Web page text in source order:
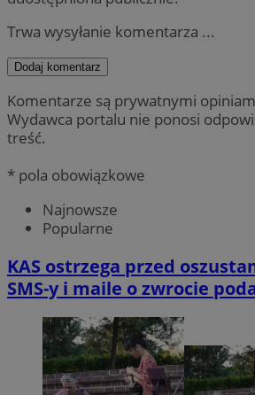
Trwa wysyłanie komentarza ...
Dodaj komentarz
Komentarze są prywatnymi
Wydawca portalu nie ponosi
treść.
* pola obowiązkowe
Najnowsze
Popularne
KAS ostrzega przed
SMS-y i maile o zwrocie